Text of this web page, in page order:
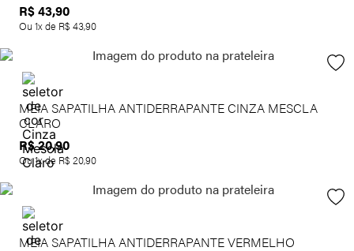
R$43,90
Ou 1x de R$ 43,90
MEIA SAPATILHA ANTIDERRAPANTE CINZA MESCLA
CLARO
R$20,90
Ou1x de R$ 20,90
MEIA SAPATILHA ANTIDERRAPANTE VERMELHO